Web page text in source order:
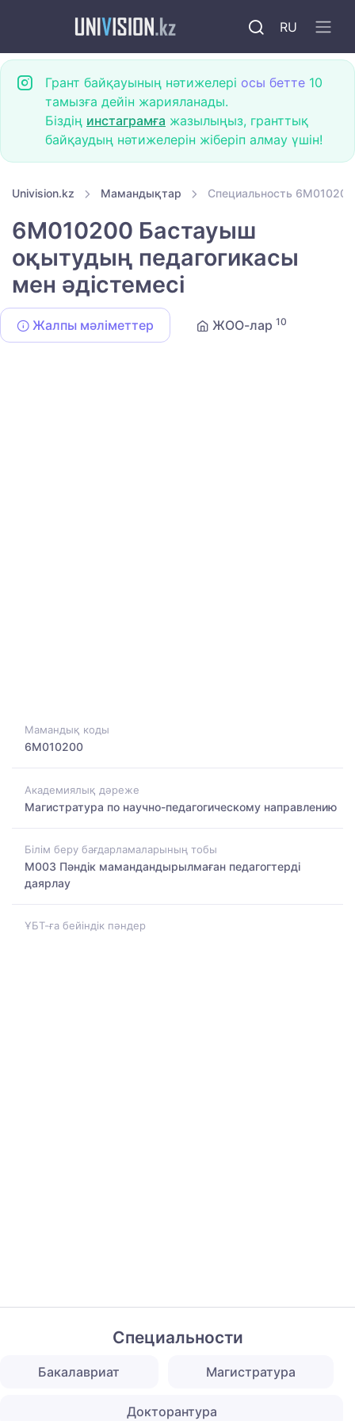
RU
Грант байқауының нәтижелері осы бетте 10
тамызға дейін жарияланады.
Біздің инстаграмға жазылыңыз, гранттық
байқаудың нәтижелерін жіберіп алмау үшін!
Univision.kz Мамандықтар Специальность
6M010200 Бастауыш
оқытудың педагогикасы
мен әдістемесі
Жалпы мәліметтер ЖОО-лар 10
Мамандық коды
6M010200
Академиялық дәреже
Магистратура по научно-педагогическому направлению
Білім беру бағдарламаларының тобы
M003 Пәндік мамандандырылмаған педагогтерді
даярлау
ҰБТ-ға бейіндік пәндер
Специальности
Бакалавриат Магистратура
Докторантура